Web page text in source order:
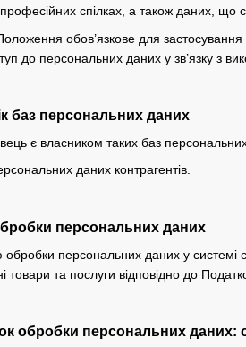
професійних спілках, а також даних, що
обов’язкове для
до персональних даних у зв’язку з
баз персональних даних
є власником таких баз
даних контрагентів.
персональних даних
персональних даних у системі є
товари та послуги відповідно до
обробки персональних даних: